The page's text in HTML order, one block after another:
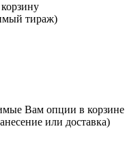
тираж)
Вам опции в корзине
или доставка)